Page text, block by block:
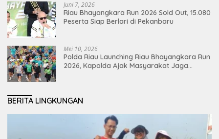
Juni 7, 2026
Riau Bhayangkara Run 2026 Sold Out, 15.080
Peserta Siap Berlari di Pekanbaru
Mei 10, 2026
Polda Riau Launching Riau Bhayangkara Run
2026, Kapolda Ajak Masyarakat Jaga
BERITA LINGKUNGAN